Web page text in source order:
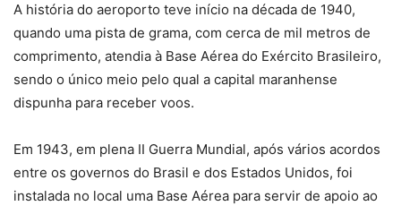
A história do aeroporto teve início na década de 1940,
quando uma pista de grama, com cerca de mil metros de
comprimento, atendia à Base Aérea do Exército Brasileiro,
sendo o único meio pelo qual a capital maranhense
dispunha para receber voos.
Em 1943, em plena II Guerra Mundial, após vários acordos
entre os governos do Brasil e dos Estados Unidos, foi
instalada no local uma Base Aérea para servir de apoio ao